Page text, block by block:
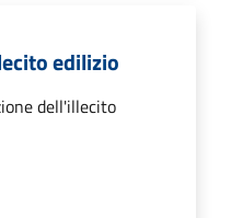
edilizio
dell'illecito